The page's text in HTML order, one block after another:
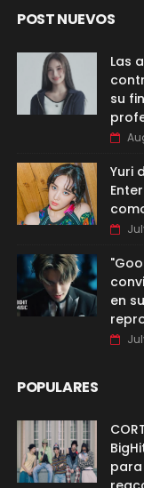
POST NUEVOS
Las
su
Yuri
en
POPULARES
para